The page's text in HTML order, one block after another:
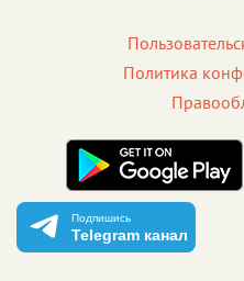
Политика
Подпишись
Telegram канал